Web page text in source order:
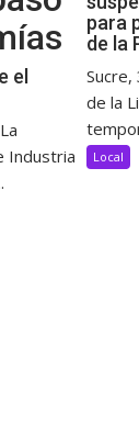
el
Industria
para
de la
Sucre,
de la
Local